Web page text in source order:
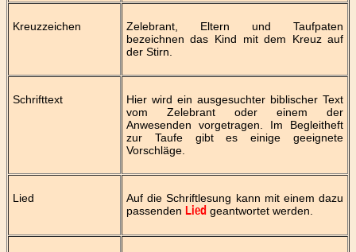
Kreuzzeichen
Zelebrant, Eltern und Taufpaten
bezeichnen das Kind mit dem Kreuz auf
der Stirn.
Schrifttext
Hier wird ein ausgesuchter biblischer Text
vom Zelebrant oder einem der
Anwesenden vorgetragen. Im Begleitheft
zur Taufe gibt es einige geeignete
Vorschläge.
Lied
Auf die Schriftlesung kann mit einem dazu
passenden Lied geantwortet werden.